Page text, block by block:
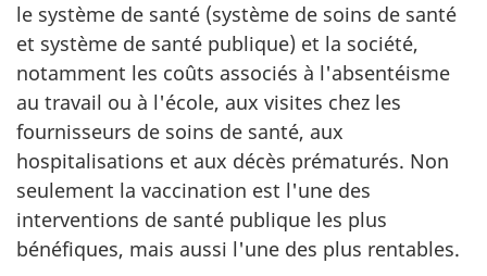
le système de santé (système de soins de santé
et système de santé publique) et la société,
notamment les coûts associés à l'absentéisme
au travail ou à l'école, aux visites chez les
fournisseurs de soins de santé, aux
hospitalisations et aux décès prématurés. Non
seulement la vaccination est l'une des
interventions de santé publique les plus
bénéfiques, mais aussi l'une des plus rentables.